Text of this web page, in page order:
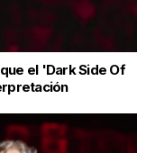
el 'Dark Side Of